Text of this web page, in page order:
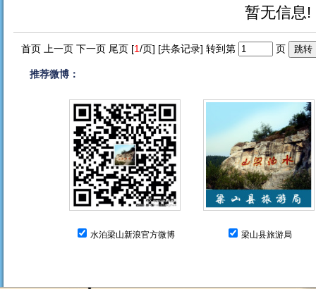
暂无信息!
首页 上一页 下一页 尾页 [1/页] [共条记录] 转到第 页
推荐微博：
水泊梁山新浪官方微博 梁山县旅游局